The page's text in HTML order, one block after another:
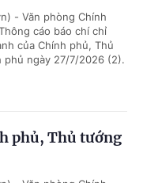
- Văn phòng Chính
cáo báo chí chỉ
của Chính phủ, Thủ
phủ ngày 27/7/2026 (2).
phủ, Thủ tướng